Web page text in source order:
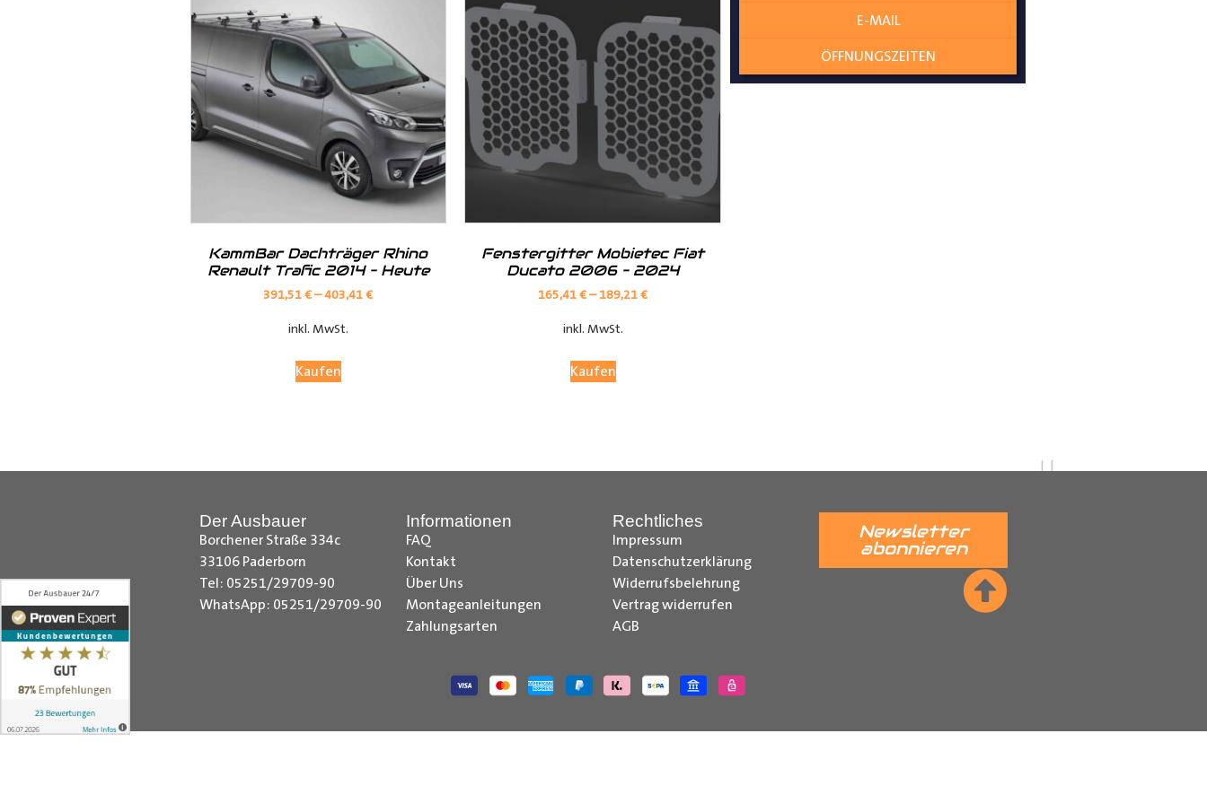
· Kunststoff der Radkastenkontur angepasst
· Metall mit Ablagefach
· Metall mit Ablagefach und Holzschutz zum Laderaum
· Siebdruck in braun oder grau
Sprinter Radkastenschutz, Maxus e-deliver 3 Radkastenschutz, Maxus e-deliver 9 Radkastenschutz, Maxus EV80 Radkastenschutz,
Nissan NV200 Radkastenschutz, Nissan NV250 Radkastenschutz, Nissan NV300 Primastar Radkastenschutz, Nissan NV400 Interstar
Radkastenschutz, Opel Combo Radkastenschutz , Opel Vivaro Radkastenschutz, Opel Movano Radkastenschutz, Peugeot Partner
Radkastenschutz, Peugeot Expert Radkastenschutz, Peugeot Boxer Radkastenschutz, Peugeot Bipper Radkastenschutz, Renault
Kangoo Radkastenschutz, Renault Trafic Radkastenschutz, Renault Master Radkastenschutz, Toyota Proace Radkastenschutz,
Toyota Proace City Radkastenschutz, VW Caddy Cargo Radkastenschutz, VW T6.1 Radkastenschutz, VW ID Cargo Radkastenschutz,
KammBar Dachträger Rhino
Renault Trafic 2014 – Heute
391,51€–403,41€
inkl. MwSt.
Kaufen
Fenstergitter Mobietec Fiat
Ducato 2006 – 2024
165,41€–189,21€
inkl. MwSt.
Kaufen
E-MAIL
ÖFFNUNGSZEITEN
Der Ausbauer
Borchener Straße 334c
33106 Paderborn
Tel: 05251/29709-90
WhatsApp: 05251/29709-90
Informationen
FAQ
Kontakt
Über Uns
Montageanleitungen
Zahlungsarten
Rechtliches
Impressum
Datenschutzerklärung
Widerrufsbelehrung
Vertrag widerrufen
AGB
Newsletter
abonnieren